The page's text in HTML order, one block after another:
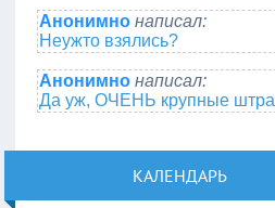
Анонимно написал:
Неужто взялись?
Анонимно написал:
Да уж, ОЧЕНЬ крупные штра
КАЛЕНДАРЬ